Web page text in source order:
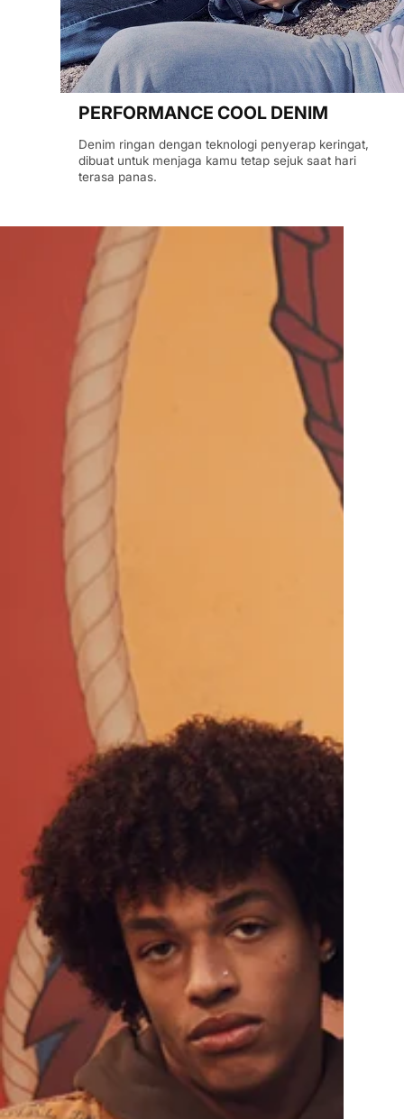
PERFORMANCE COOL DENIM
Denim ringan dengan teknologi penyerap keringat,
dibuat untuk menjaga kamu tetap sejuk saat hari
terasa panas.